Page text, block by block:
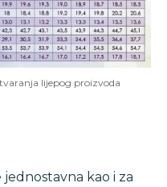
lijepog proizvoda
jednostavna kao i za